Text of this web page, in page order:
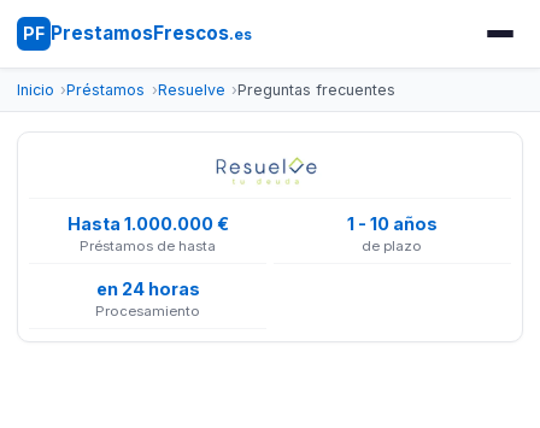
PF PrestamosFrescos.es
Inicio Préstamos Resuelve Preguntas frecuentes
Hasta 1.000.000 €
Préstamos de hasta
1 - 10 años
de plazo
en 24 horas
Procesamiento